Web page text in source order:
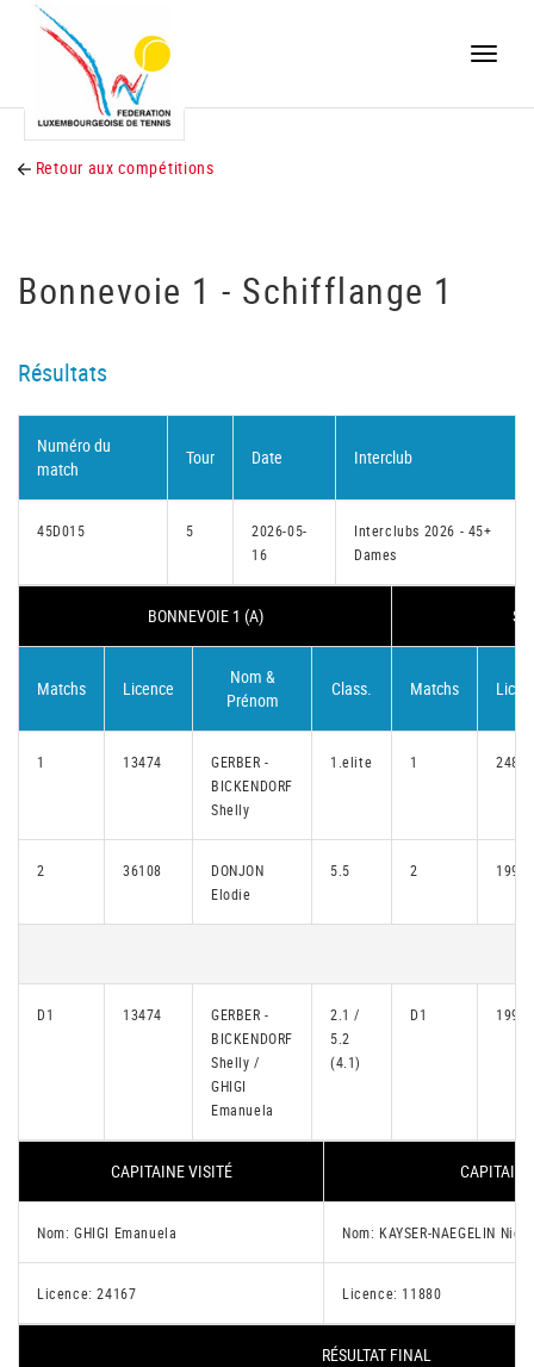
Toggle
Retour aux compétitions
Bonnevoie 1 - Schifflange 1
Résultats
Numéro du
match
Tour Date Interclub
45D015 5
2026-05-
16
Interclubs 2026 - 45+
Dames
BONNEVOIE 1 (A)
Matchs Licence
Nom &
Prénom
Class. Matchs
1 13474
GERBER -
BICKENDORF
Shelly
1.elite 1 24871
2 36108
DONJON
Elodie
5.5 2 19906
D1 13474
GERBER -
BICKENDORF
Shelly /
GHIGI
Emanuela
2.1 /
5.2
(4.1)
D1 19906
CAPITAINE VISITÉ
Nom: GHIGI Emanuela Nom: KAYSER-NAEGELIN
Licence: 24167 Licence: 11880
RÉSULTAT FINAL